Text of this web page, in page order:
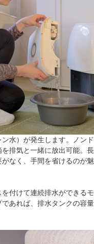
水）が発生します。ノンド
排気と一緒に放出可能。長
なく、手間を省けるのが魅
付けて連続排水ができるモ
あれば、排水タンクの容量